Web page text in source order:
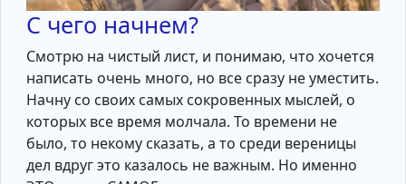
С чего начнем?
Смотрю на чистый лист, и понимаю, что хочется
написать очень много, но все сразу не уместить.
Начну со своих самых сокровенных мыслей, о
которых все время молчала. То времени не
было, то некому сказать, а то среди вереницы
дел вдруг это казалось не важным. Но именно